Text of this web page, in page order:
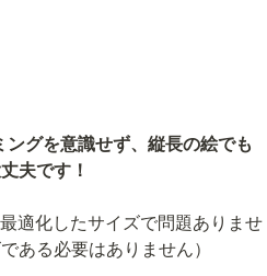
グを意識せず、縦長の絵でも
夫です！
適化したサイズで問題ありませ
ある必要はありません）